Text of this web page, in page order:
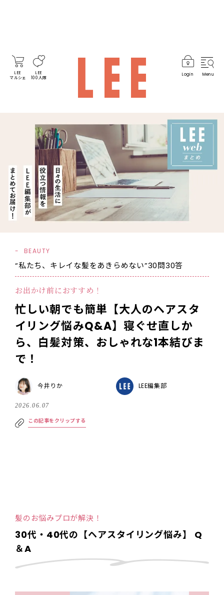
LEE
マルシェ
LEE
100人隊
Login Menu
BEAUTY
“私たち、キレイな髪をあきらめない”30問30答
お出かけ前におすすめ！
忙しい朝でも簡単【大人のヘアスタ
イリング悩みQ&A】寝ぐせ直しか
ら、白髪対策、おしゃれな1本結びま
で！
今井りか LEE編集部
2026.06.07
この記事をクリップする
髪のお悩みプロが解決！
30代・40代の【ヘアスタイリング悩み】 Q
＆A